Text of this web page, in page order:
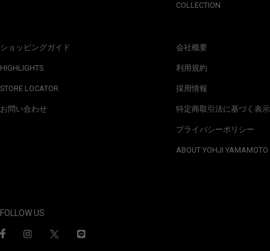
ショッピングガイド
HIGHLIGHTS
STORE LOCATOR
お問い合わせ
COLLECTION
会社概要
利用規約
採用情報
特定商取引法に基づく表示
プライバシーポリシー
ABOUT YOHJI YAMAMOTO
FOLLOW US